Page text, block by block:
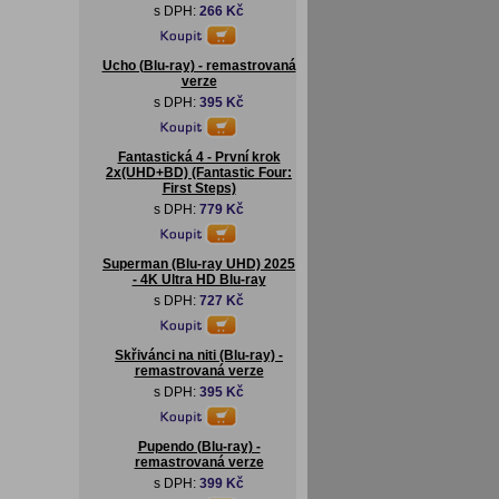
s DPH: 266 Kč
Ucho (Blu-ray) - remastrovaná
verze
s DPH: 395 Kč
Fantastická 4 - První krok
2x(UHD+BD) (Fantastic Four:
First Steps)
s DPH: 779 Kč
Superman (Blu-ray UHD) 2025
- 4K Ultra HD Blu-ray
s DPH: 727 Kč
Skřivánci na niti (Blu-ray) -
remastrovaná verze
s DPH: 395 Kč
Pupendo (Blu-ray) -
remastrovaná verze
s DPH: 399 Kč